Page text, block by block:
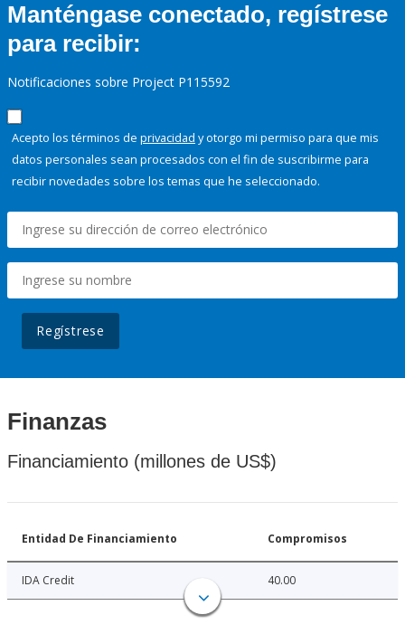
Manténgase conectado, regístrese
para recibir:
Notificaciones sobre Project P115592
Acepto los términos de privacidad y otorgo mi permiso para que mis
datos personales sean procesados con el fin de suscribirme para
recibir novedades sobre los temas que he seleccionado.
Regístrese
Finanzas
Financiamiento (millones de US$)
Entidad De Financiamiento Compromisos
IDA Credit 40.00